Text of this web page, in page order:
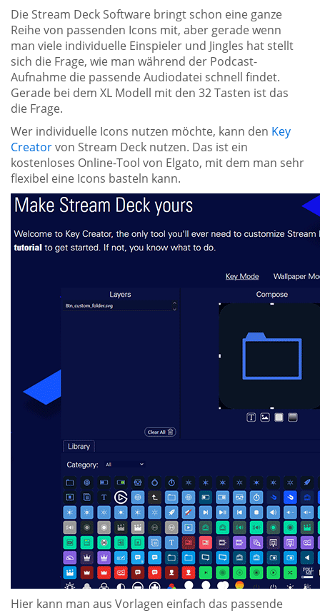
Die Stream Deck Software bringt schon eine ganze
Reihe von passenden Icons mit, aber gerade wenn
man viele individuelle Einspieler und Jingles hat stellt
sich die Frage, wie man während der Podcast-
Aufnahme die passende Audiodatei schnell findet.
Gerade bei dem XL Modell mit den 32 Tasten ist das
die Frage.
Wer individuelle Icons nutzen möchte, kann den Key
Creatorvon Stream Deck nutzen. Das ist ein
kostenloses Online-Tool von Elgato, mit dem man sehr
flexibel eine Icons basteln kann.
Hier kann man aus Vorlagen einfach das passende